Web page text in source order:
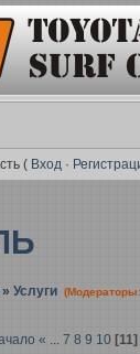
( Вход·
Услуги (Модераторы:
« ... 7 8 9 10 [11]